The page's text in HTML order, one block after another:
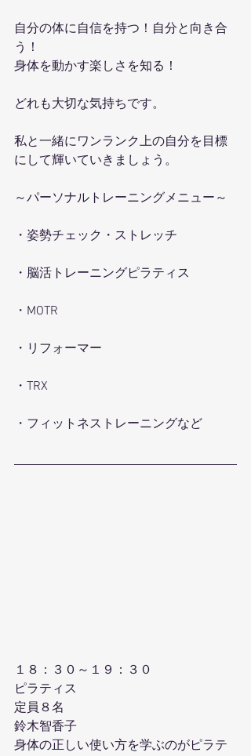
自分の体に自信を持つ！自分と向き合
う！
身体を動かす楽しさを知る！
どれも大切な気持ちです。
私と一緒にワンランク上の自分を目標
にして輝いていきましょう。
～パーソナルトレーニングメニュー～
・姿勢チェック・ストレッチ
・脳活トレーニングピラティス
・MOTR
・リフォーマー
・TRX
・フィットネストレーニングなど
１８：３０～１９：３０
ピラティス
定員８名
鈴木智香子
身体の正しい使い方を学ぶのがピラテ